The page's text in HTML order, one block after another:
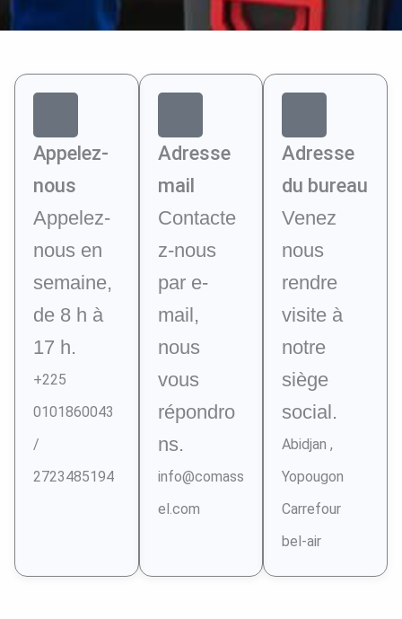
Appelez-
nous
Appelez-
nous en
semaine,
de 8 h à
17 h.
+225
0101860043
/
2723485194
Adresse
mail
Contacte
z-nous
par e-
mail,
nous
vous
répondro
ns.
info@comass
el.com
Adresse
du bureau
Venez
nous
rendre
visite à
notre
siège
social.
Abidjan ,
Yopougon
Carrefour
bel-air